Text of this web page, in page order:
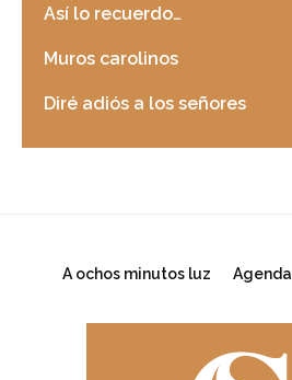
Así lo recuerdo…
Muros carolinos
Diré adiós a los señores
A ochos minutos luz Agenda